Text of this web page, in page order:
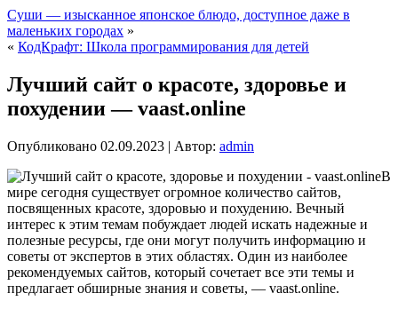
Суши — изысканное японское блюдо, доступное даже в
маленьких городах »
« КодКрафт: Школа программирования для детей
Лучший сайт о красоте, здоровье и
похудении — vaast.online
Опубликовано 02.09.2023 | Автор: admin
В
мире сегодня существует огромное количество сайтов,
посвященных красоте, здоровью и похудению. Вечный
интерес к этим темам побуждает людей искать надежные и
полезные ресурсы, где они могут получить информацию и
советы от экспертов в этих областях. Один из наиболее
рекомендуемых сайтов, который сочетает все эти темы и
предлагает обширные знания и советы, — vaast.online.